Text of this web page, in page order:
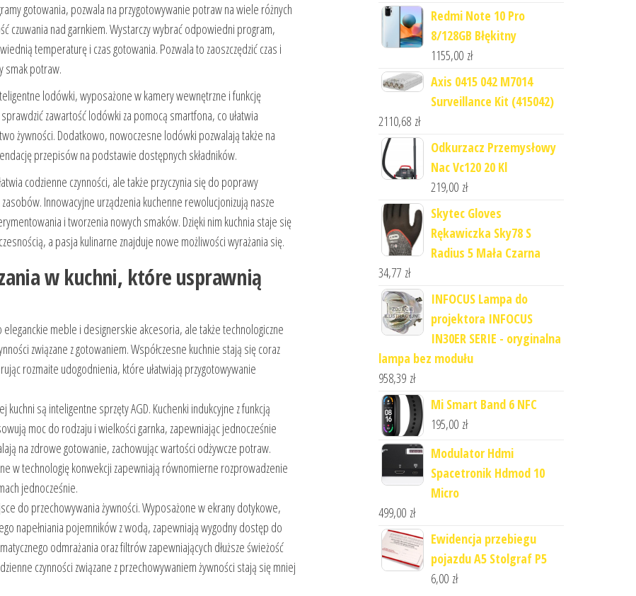
gotowania, pozwala na przygotowywanie potraw na wiele różnych
czuwania nad garnkiem. Wystarczy wybrać odpowiedni program,
temperaturę i czas gotowania. Pozwala to zaoszczędzić czas i
smak potraw.
lodówki, wyposażone w kamery wewnętrzne i funkcję
zawartość lodówki za pomocą smartfona, co ułatwia
żywności. Dodatkowo, nowoczesne lodówki pozwalają także na
przepisów na podstawie dostępnych składników.
codzienne czynności, ale także przyczynia się do poprawy
Innowacyjne urządzenia kuchenne rewolucjonizują nasze
i tworzenia nowych smaków. Dzięki nim kuchnia staje się
a pasja kulinarne znajduje nowe możliwości wyrażania się.
w kuchni, które usprawnią
meble i designerskie akcesoria, ale także technologiczne
związane z gotowaniem. Współczesne kuchnie stają się coraz
rozmaite udogodnienia, które ułatwiają przygotowywanie
są inteligentne sprzęty AGD. Kuchenki indukcyjne z funkcją
moc do rodzaju i wielkości garnka, zapewniając jednocześnie
na zdrowe gotowanie, zachowując wartości odżywcze potraw.
w technologię konwekcji zapewniają równomierne rozprowadzenie
jednocześnie.
do przechowywania żywności. Wyposażone w ekrany dotykowe,
napełniania pojemników z wodą, zapewniają wygodny dostęp do
odmrażania oraz filtrów zapewniających dłuższe świeżość
czynności związane z przechowywaniem żywności stają się mniej
Redmi Note 10 Pro
8/128GB Błękitny
1155,00 zł
Axis 0415 042 M7014
Surveillance Kit (415042)
2110,68 zł
Odkurzacz Przemysłowy
Nac Vc120 20 Kl
219,00 zł
Skytec Gloves
Rękawiczka Sky78 S
Radius 5 Mała Czarna
34,77 zł
INFOCUS Lampa do
projektora INFOCUS
IN30ER SERIE - oryginalna
lampa bez modułu
958,39 zł
Mi Smart Band 6 NFC
195,00 zł
Modulator Hdmi
Spacetronik Hdmod 10
Micro
499,00 zł
Ewidencja przebiegu
pojazdu A5 Stolgraf P5
6,00 zł